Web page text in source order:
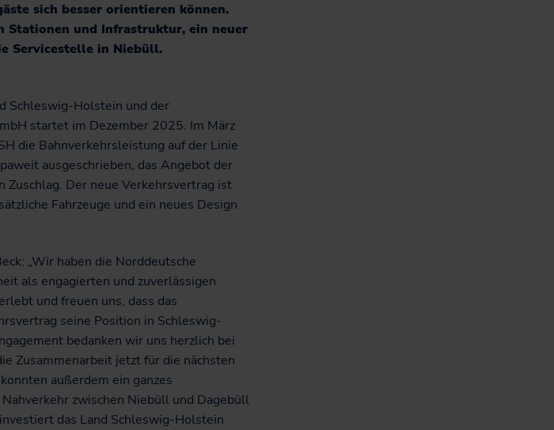
sich besser orientieren können.
Stationen und Infrastruktur, ein neuer
Servicestelle in Niebüll.
Schleswig-Holstein und der
startet im Dezember 2025. Im März
die Bahnverkehrsleistung auf der Linie
ausgeschrieben, das Angebot der
Zuschlag. Der neue Verkehrsvertrag ist
Fahrzeuge und ein neues Design
„Wir haben die Norddeutsche
als engagierten und zuverlässigen
und freuen uns, dass das
seine Position in Schleswig-
bedanken wir uns herzlich bei
Zusammenarbeit jetzt für die nächsten
außerdem ein ganzes
zwischen Niebüll und Dagebüll
das Land Schleswig-Holstein